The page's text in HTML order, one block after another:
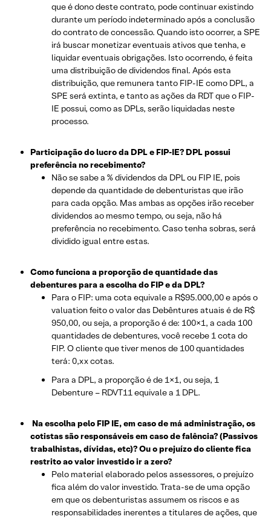
que é dono deste contrato, pode continuar existindo
durante um período indeterminado após a conclusão
do contrato de concessão. Quando isto ocorrer, a SPE
irá buscar monetizar eventuais ativos que tenha, e
liquidar eventuais obrigações. Isto ocorrendo, é feita
uma distribuição de dividendos final. Após esta
distribuição, que remunera tanto FIP-IE como DPL, a
SPE será extinta, e tanto as ações da RDT que o FIP-
IE possui, como as DPLs, serão liquidadas neste
processo.
Participação do lucro da DPL e FIP-IE? DPL possui
preferência no recebimento?
Não se sabe a % dividendos da DPL ou FIP IE, pois
depende da quantidade de debenturistas que irão
para cada opção. Mas ambas as opções irão receber
dividendos ao mesmo tempo, ou seja, não há
preferência no recebimento. Caso tenha sobras, será
dividido igual entre estas.
Como funciona a proporção de quantidade das
debentures para a escolha do FIP e da DPL?
Para o FIP: uma cota equivale a R$95.000,00 e após o
valuation feito o valor das Debêntures atuais é de R$
950,00, ou seja, a proporção é de: 100×1, a cada 100
quantidades de debentures, você recebe 1 cota do
FIP. O cliente que tiver menos de 100 quantidades
terá: 0,xx cotas.
Para a DPL, a proporção é de 1×1, ou seja, 1
Debenture – RDVT11 equivale a 1 DPL.
Na escolha pelo FIP IE, em caso de má administração, os
cotistas são responsáveis em caso de falência? (Passivos
trabalhistas, dívidas, etc)? Ou o prejuízo do cliente fica
restrito ao valor investido ir a zero?
Pelo material elaborado pelos assessores, o prejuízo
fica além do valor investido. Trata-se de uma opção
em que os debenturistas assumem os riscos e as
responsabilidades inerentes a titulares de ações, que